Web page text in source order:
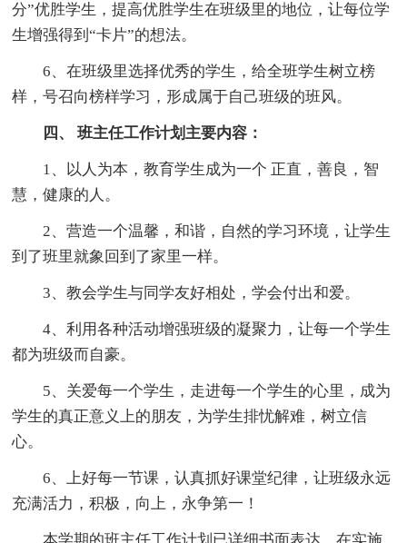
分”优胜学生，提高优胜学生在班级里的地位，让每位学
生增强得到“卡片”的想法。
6、在班级里选择优秀的学生，给全班学生树立榜
样，号召向榜样学习，形成属于自己班级的班风。
四、 班主任工作计划主要内容：
1、以人为本，教育学生成为一个 正直，善良，智
慧，健康的人。
2、营造一个温馨，和谐，自然的学习环境，让学生
到了班里就象回到了家里一样。
3、教会学生与同学友好相处，学会付出和爱。
4、利用各种活动增强班级的凝聚力，让每一个学生
都为班级而自豪。
5、关爱每一个学生，走进每一个学生的心里，成为
学生的真正意义上的朋友，为学生排忧解难，树立信
心。
6、上好每一节课，认真抓好课堂纪律，让班级永远
充满活力，积极，向上，永争第一！
本学期的班主任工作计划已详细书面表达，在实施